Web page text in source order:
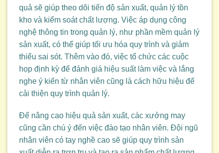
quả sẽ giúp theo dõi tiến độ sản xuất, quản lý tồn
kho và kiểm soát chất lượng. Việc áp dụng công
nghệ thông tin trong quản lý, như phần mềm quản lý
sản xuất, có thể giúp tối ưu hóa quy trình và giảm
thiểu sai sót. Thêm vào đó, việc tổ chức các cuộc
họp định kỳ để đánh giá hiệu suất làm việc và lắng
nghe ý kiến từ nhân viên cũng là cách hữu hiệu để
cải thiện quy trình quản lý.
Để nâng cao hiệu quả sản xuất, các xưởng may
cũng cần chú ý đến việc đào tạo nhân viên. Đội ngũ
nhân viên có tay nghề cao sẽ giúp quy trình sản